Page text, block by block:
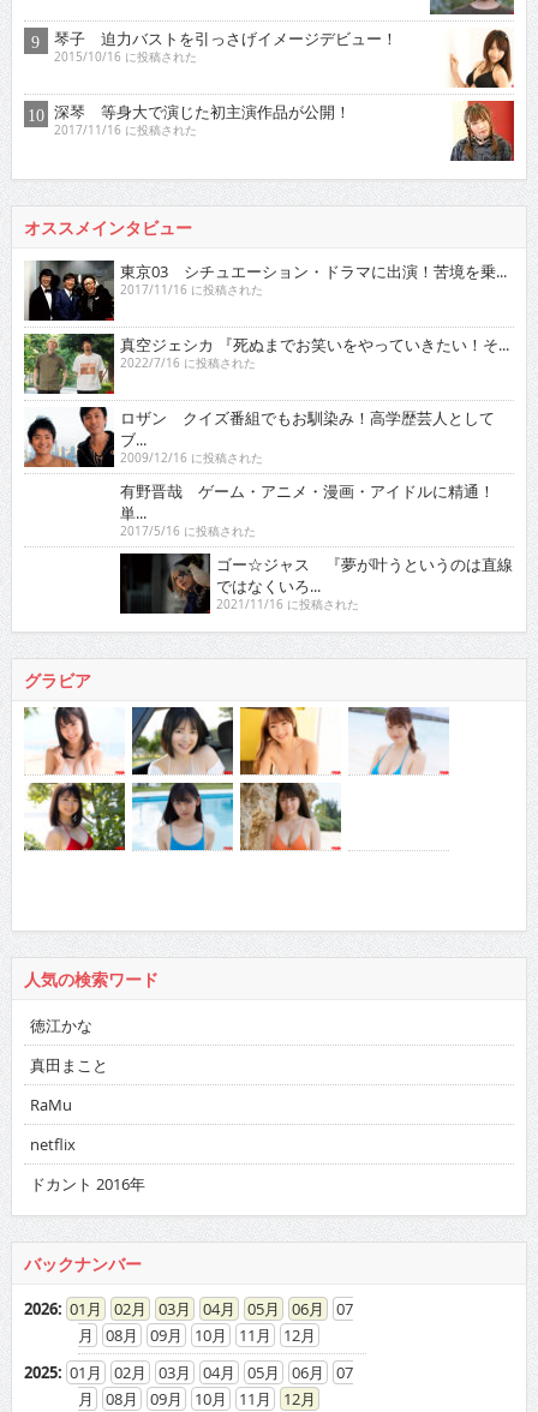
琴子 迫力バストを引っさげイメージデビュー！
2015/10/16 に投稿された
深琴 等身大で演じた初主演作品が公開！
2017/11/16 に投稿された
オススメインタビュー
東京03 シチュエーション・ドラマに出演！苦境を乗...
2017/11/16 に投稿された
真空ジェシカ 『死ぬまでお笑いをやっていきたい！そ...
2022/7/16 に投稿された
ロザン クイズ番組でもお馴染み！高学歴芸人として
ブ...
2009/12/16 に投稿された
有野晋哉 ゲーム・アニメ・漫画・アイドルに精通！
単...
2017/5/16 に投稿された
ゴー☆ジャス 『夢が叶うというのは直線ではなくい
ろ...
2021/11/16 に投稿された
グラビア
人気の検索ワード
徳江かな
真田まこと
RaMu
netflix
ドカント 2016年
バックナンバー
2026: 01 02 03 04 05 06
07
08
09 10 11
12
2025: 01 02 03 04 05 06
07
08
09 10 11
12